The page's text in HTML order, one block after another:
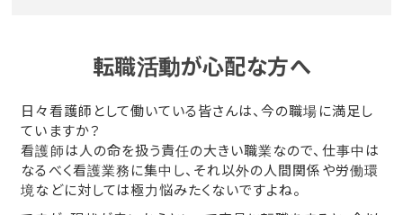
転職活動が心配な方へ
日々看護師として働いている皆さんは、今の職場に満足し
ていますか？
看護師は人の命を扱う責任の大きい職業なので、仕事中は
なるべく看護業務に集中し、それ以外の人間関係や労働環
境などに対しては極力悩みたくないですよね。